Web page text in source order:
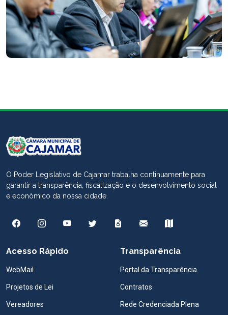
O Poder Legislativo de Cajamar trabalha continuamente para
garantir a transparência, fiscalização e o desenvolvimento social
e econômico da nossa cidade.
Acesso Rápido
WebMail
Projetos de Lei
Vereadores
Transparência
Portal da Transparência
Contratos
Rede Credenciada Plena